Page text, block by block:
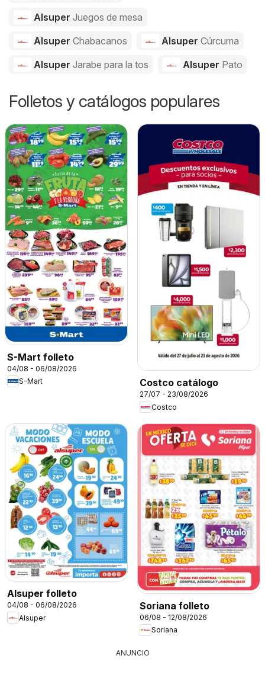
Alsuper Juegos de mesa
Alsuper Chabacanos Alsuper Cúrcuma
Alsuper Jarabe para la tos Alsuper Pato
Folletos y catálogos populares
S-Mart folleto
04/08 - 06/08/2026
S-Mart
Costco catálogo
27/07 - 23/08/2026
Costco
Alsuper folleto
04/08 - 06/08/2026
Alsuper
Soriana folleto
06/08 - 12/08/2026
Soriana
ANUNCIO